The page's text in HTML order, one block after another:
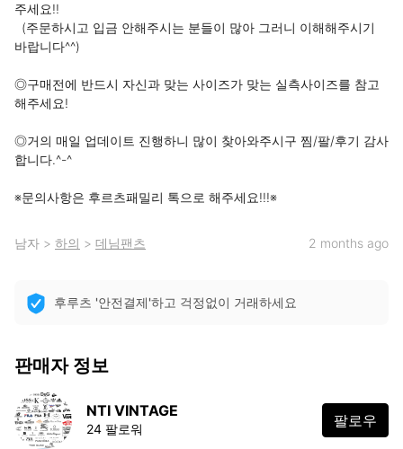
주세요!!
바랍니다^^)
◎구매전에 반드시 자신과 맞는 사이즈가 맞는 실측사이즈를 참고
해주세요!
◎거의 매일 업데이트 진행하니 많이 찾아와주시구 찜/팔/후기 감사
합니다.^-^
※문의사항은 후르츠패밀리 톡으로 해주세요!!!※
남자 > 하의 > 데님팬츠 2 months ago
후루츠 '안전결제'하고 걱정없이 거래하세요
판매자 정보
NTI VINTAGE
24 팔로워 팔로우